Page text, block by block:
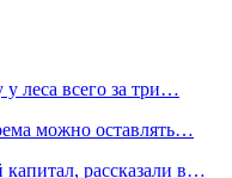
у леса всего за три…
можно оставлять…
капитал, рассказали в…